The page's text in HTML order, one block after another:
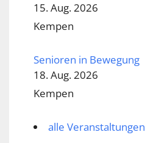
15. Aug. 2026
Kempen
Senioren in Bewegung
18. Aug. 2026
Kempen
alle Veranstaltungen